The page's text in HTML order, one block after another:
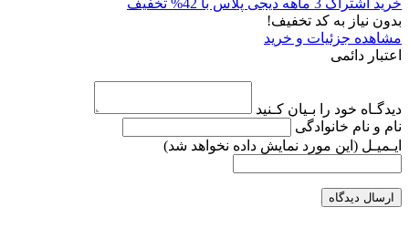
خرید اشتراک 3 ماهه دیجی پلاس با 42% تخفیف
بدون نیاز به کد تخفیف!
مشاهده جزئیات و خرید
اعتبار دائمی
دیدگـاه خود را بـیان کـنید
نام و نام خانوادگی
ایـمیـل (این مورد نمایش داده نخواهد شد)
ارسال دیدگاه